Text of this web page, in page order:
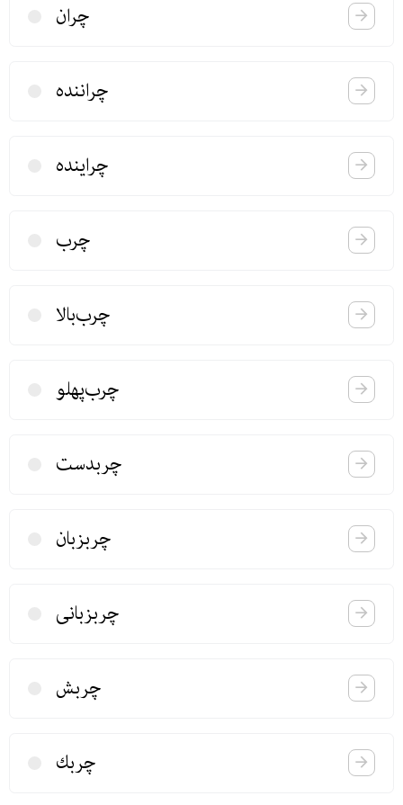
چران
چراننده
چراینده
چرب
چرب‌بالا
چرب‌پهلو
چربدست
چربزبان
چربزبانی
چربش
چربك